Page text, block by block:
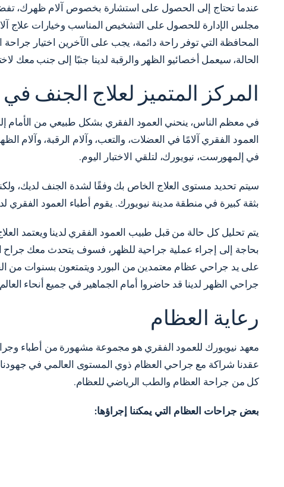
عندما تحتاج إلى الحصول على استشارة بخصوص آلام ظهرك،
مجلس الإدارة للحصول على التشخيص المناسب وخيارات علاج
المحافظة التي توفر راحة دائمة، يجب على الآخرين اختيار جراحة
الحالة، سيعمل أخصائيو الظهر والرقبة لدينا جنبًا إلى جنب معك
المركز المتميز لعلاج الجنف
في معظم الناس، ينحني العمود الفقري بشكل طبيعي من الأمام
في إلمهورست، نيويورك، لتلقي الاختبار اليوم.
سيتم تحديد مستوى العلاج الخاص بك وفقًا لشدة الجنف لديك،
بثقة كبيرة في منطقة مدينة نيويورك. يقوم أطباء العمود الفقري
يتم تحليل كل حالة من قبل طبيب العمود الفقري لدينا ويعتمد
بحاجة إلى إجراء عملية جراحية للظهر، فسوف يتحدث معك جراح
على يد جراحي عظام معتمدين من البورد ويتمتعون بسنوات من
جراحي الظهر لدينا قد حاضروا أمام الجماهير في جميع أنحاء
رعاية العظام
معهد نيويورك للعمود الفقري هو مجموعة مشهورة من أطباء
عقدنا شراكة مع جراحي العظام ذوي المستوى العالمي في جهودنا
كل من جراحة العظام والطب الرياضي للعظام.
بعض جراحات العظام التي يمكننا إجراؤها: